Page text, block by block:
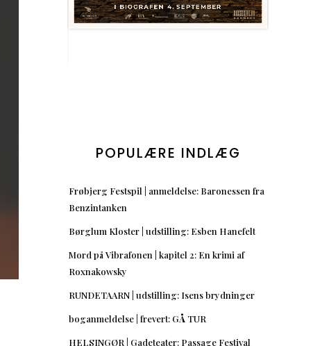
POPULÆRE INDLÆG
Frøbjerg Festspil | anmeldelse: Baronessen fra
Benzintanken
Børglum Kloster | udstilling: Esben Hanefelt
Mord på Vibrafonen | kapitel 2: En krimi af
Roxnakowsky
RUNDETAARN | udstilling: Isens brydninger
boganmeldelse | frevert: GÅ TUR
HELSINGØR | Gadeteater: Passage Festival